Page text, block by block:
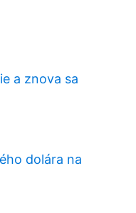
a znova sa
dolára na